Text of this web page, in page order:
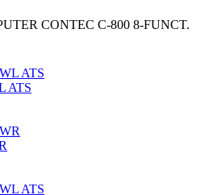
CONTEC C-800 8-FUNCT.
ATS